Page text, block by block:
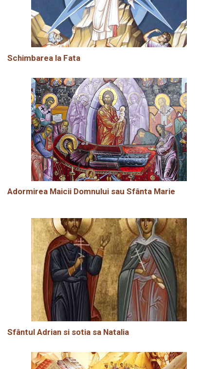
Schimbarea la Fata
Adormirea Maicii Domnului sau Sfânta Marie
Sfântul Adrian si sotia sa Natalia